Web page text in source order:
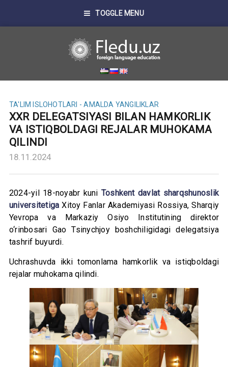
TOGGLE MENU
TA'LIM ISLOHOTLARI - AMALDA YANGILIKLAR
XXR DELEGATSIYASI BILAN HAMKORLIK
VA ISTIQBOLDAGI REJALAR MUHOKAMA
QILINDI
18.11.2024
2024-yil 18-noyabr kuni Toshkent davlat sharqshunoslik
universitetiga Xitoy Fanlar Akademiyasi Rossiya, Sharqiy
Yevropa va Markaziy Osiyo Institutining direktor
o‘rinbosari Gao Tsinychjoy boshchiligidagi delegatsiya
tashrif buyurdi.
Uchrashuvda ikki tomonlama hamkorlik va istiqboldagi
rejalar muhokama qilindi.